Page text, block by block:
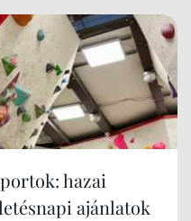
hazai
ajánlatok